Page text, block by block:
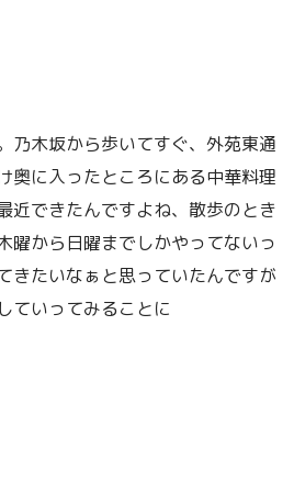
乃木坂から歩いてすぐ、外苑東通
奥に入ったところにある中華料理
近できたんですよね、散歩のとき
曜から日曜までしかやってないっ
きたいなぁと思っていたんですが
ていってみることに